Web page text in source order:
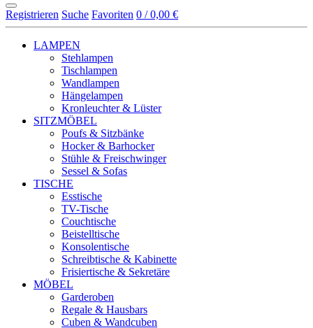
Registrieren Suche Favoriten 0 / 0,00 €
LAMPEN
Stehlampen
Tischlampen
Wandlampen
Hängelampen
Kronleuchter & Lüster
SITZMÖBEL
Poufs & Sitzbänke
Hocker & Barhocker
Stühle & Freischwinger
Sessel & Sofas
TISCHE
Esstische
TV-Tische
Couchtische
Beistelltische
Konsolentische
Schreibtische & Kabinette
Frisiertische & Sekretäre
MÖBEL
Garderoben
Regale & Hausbars
Cuben & Wandcuben